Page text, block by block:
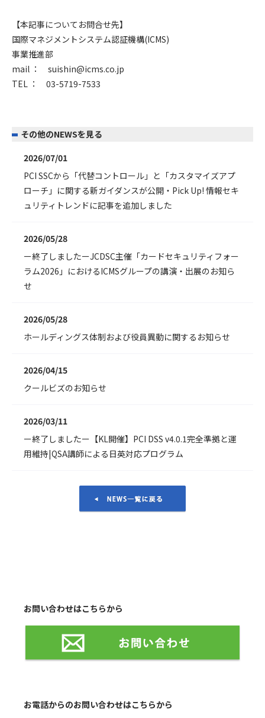
【本記事についてお問合せ先】
国際マネジメントシステム認証機構(ICMS)
事業推進部
mail ： suishin@icms.co.jp
TEL ： 03-5719-7533
その他のNEWSを見る
2026/07/01
PCI SSCから「代替コントロール」と「カスタマイズアプ
ローチ」に関する新ガイダンスが公開・Pick Up! 情報セキ
ュリティトレンドに記事を追加しました
2026/05/28
ー終了しましたーJCDSC主催「カードセキュリティフォー
ラム2026」におけるICMSグループの講演・出展のお知ら
せ
2026/05/28
ホールディングス体制および役員異動に関するお知らせ
2026/04/15
クールビズのお知らせ
2026/03/11
ー終了しましたー【KL開催】PCI DSS v4.0.1完全準拠と運
用維持|QSA講師による日英対応プログラム
お問い合わせはこちらから
お電話からのお問い合わせはこちらから